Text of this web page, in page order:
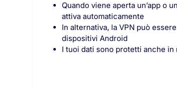
Quando viene aperta un’app o
attiva automaticamente
In alternativa, la VPN può
dispositivi Android
I tuoi dati sono protetti anche